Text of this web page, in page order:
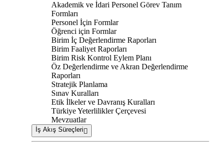
Akademik ve İdari Personel Görev Tanım
Formları
Personel İçin Formlar
Öğrenci için Formlar
Birim İç Değerlendirme Raporları
Birim Faaliyet Raporları
Birim Risk Kontrol Eylem Planı
Öz Değerlendirme ve Akran Değerlendirme
Raporları
Stratejik Planlama
Sınav Kuralları
Etik İlkeler ve Davranış Kuralları
Türkiye Yeterlilikler Çerçevesi
Mevzuatlar
İş Akış Süreçleri